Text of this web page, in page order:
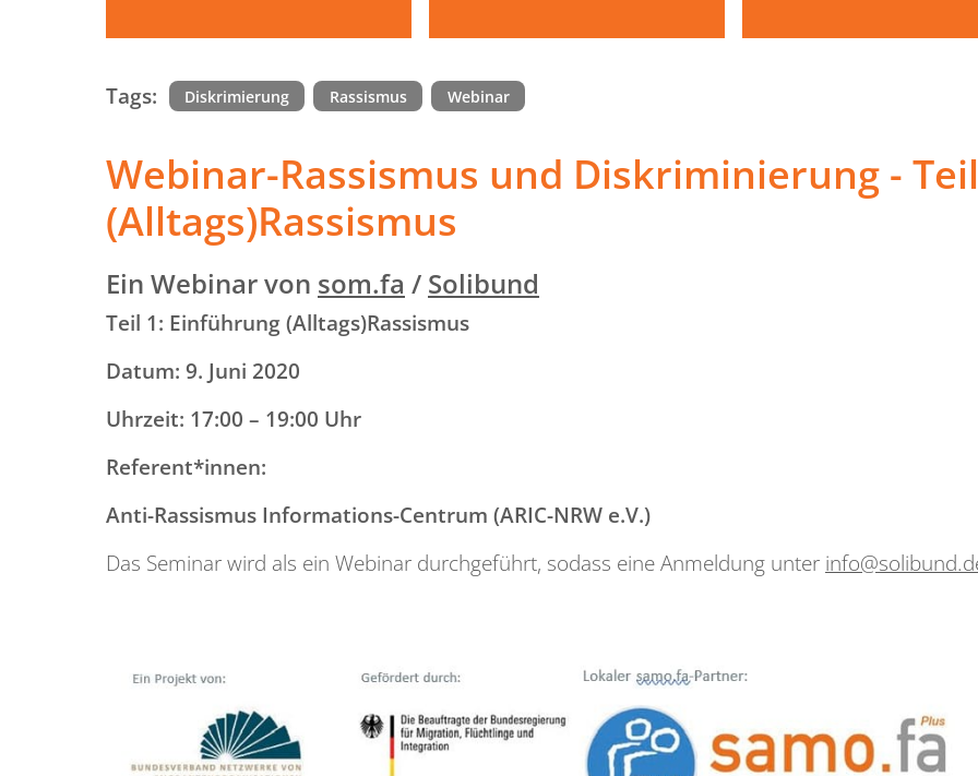
Tags: Diskrimierung Rassismus Webinar
Webinar-Rassismus und Diskriminierung -
(Alltags)Rassismus
Ein Webinar von som.fa / Solibund
Teil 1: Einführung (Alltags)Rassismus
Datum: 9. Juni 2020
Uhrzeit: 17:00 – 19:00 Uhr
Referent*innen:
Anti-Rassismus Informations-Centrum (ARIC-NRW e.V.)
Das Seminar wird als ein Webinar durchgeführt, sodass eine Anmeldung unter